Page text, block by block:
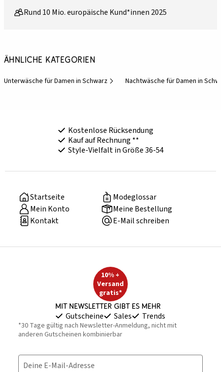
Rund 10 Mio. europäische Kund*innen 2025
Ähnliche Kategorien
Unterwäsche für Damen in Schwarz Nachtwäsche für Damen in
Kostenlose Rücksendung
Kauf auf Rechnung **
Style-Vielfalt in Größe 36-54
Startseite
Modeglossar
Mein Konto
Meine Bestellung
Kontakt
E-Mail schreiben
10% +
Versand
gratis*
Mit Newsletter gibt es mehr
Gutscheine Sales Trends
*30 Tage gültig nach Newsletter-Anmeldung, nicht mit
anderen Gutscheinen kombinierbar
Deine E-Mail-Adresse